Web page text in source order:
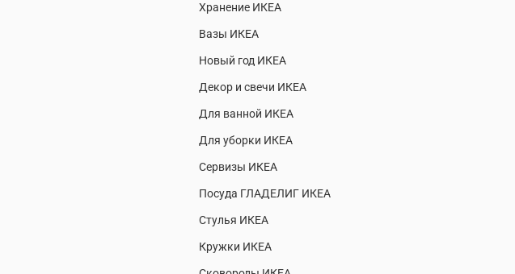
Хранение ИКЕА
Вазы ИКЕА
Новый год ИКЕА
Декор и свечи ИКЕА
Для ванной ИКЕА
Для уборки ИКЕА
Сервизы ИКЕА
Посуда ГЛАДЕЛИГ ИКЕА
Стулья ИКЕА
Кружки ИКЕА